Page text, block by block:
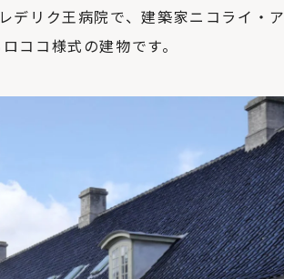
デリク王病院で、建築家ニコライ・ア
ココ様式の建物です。